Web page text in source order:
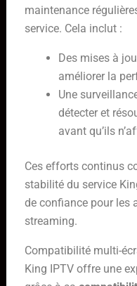
maintenance
service. Cela inclut :
Des mises à
améliorer la
Une
détecter et
avant qu’ils
Ces efforts continus
stabilité du service
de confiance pour les
streaming.
Compatibilité multi-
King IPTV offre une